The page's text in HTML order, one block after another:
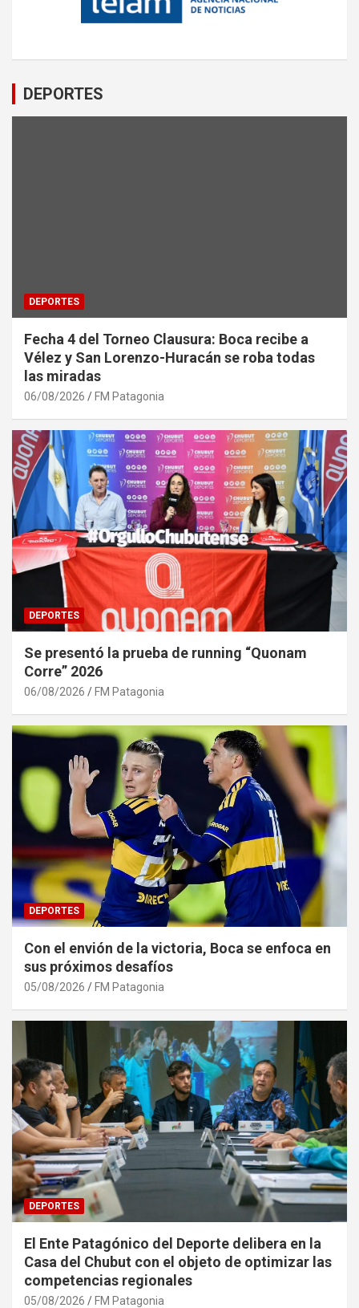
DEPORTES
DEPORTES
Fecha 4 del Torneo Clausura: Boca recibe a
Vélez y San Lorenzo-Huracán se roba todas
las miradas
06/08/2026 FM Patagonia
DEPORTES
Se presentó la prueba de running “Quonam
Corre” 2026
06/08/2026 FM Patagonia
DEPORTES
Con el envión de la victoria, Boca se enfoca en
sus próximos desafíos
05/08/2026 FM Patagonia
DEPORTES
El Ente Patagónico del Deporte delibera en la
Casa del Chubut con el objeto de optimizar las
competencias regionales
05/08/2026 FM Patagonia